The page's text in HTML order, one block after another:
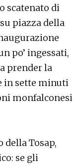
scatenato di
piazza della
po’ ingessati,
prender la
in sette minuti
monfalconesi
della Tosap,
se gli